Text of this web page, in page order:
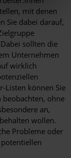
Einwilligung
oder
klicken.
.
mit denen
Sie dabei darauf,
sollten die
Unternehmen
wirklich
Listen können Sie
ohne
an,
wollen.
Probleme oder